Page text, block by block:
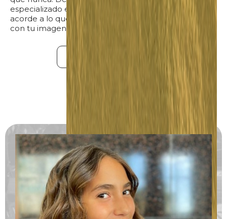
especializado en esto, recibirás un asesoramiento
acorde a lo que buscas, necesitas y quieres transmitir
con tu imagen.
¡Quiero una cita!